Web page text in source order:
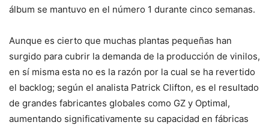
álbum se mantuvo en el número 1 durante cinco semanas.
Aunque es cierto que muchas plantas pequeñas han
surgido para cubrir la demanda de la producción de vinilos,
en sí misma esta no es la razón por la cual se ha revertido
el backlog; según el analista Patrick Clifton, es el resultado
de grandes fabricantes globales como GZ y Optimal,
aumentando significativamente su capacidad en fábricas